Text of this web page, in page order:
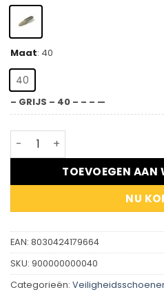
Maat: 40
40
– GRIJS – 40 – – – —
Tech Soft - Inlegzool aantal
TOEVOEGEN AAN
NU
EAN: 8030424179664
SKU: 900000000040
Categorieën: